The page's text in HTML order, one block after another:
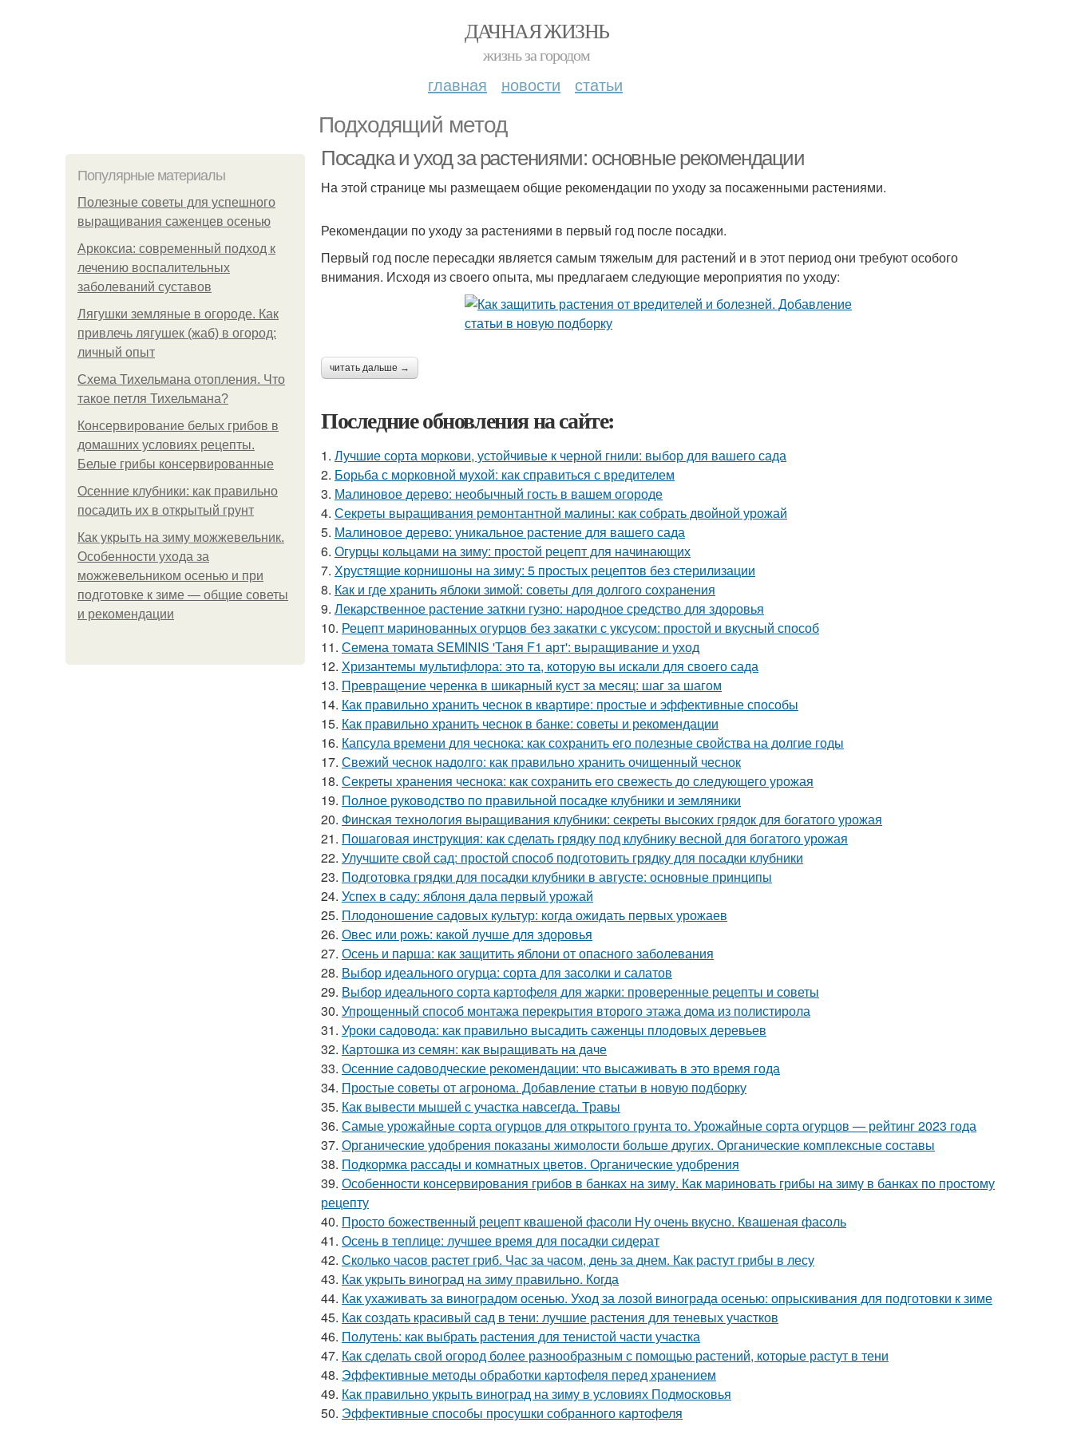
ДАЧНАЯ ЖИЗНЬ
жизнь за городом
главная новости статьи
Подходящий метод
Популярные материалы
Полезные советы для успешного
выращивания саженцев осенью
Аркоксиа: современный подход к
лечению воспалительных
заболеваний суставов
Лягушки земляные в огороде. Как
привлечь лягушек (жаб) в огород:
личный опыт
Схема Тихельмана отопления. Что
такое петля Тихельмана?
Консервирование белых грибов в
домашних условиях рецепты.
Белые грибы консервированные
Осенние клубники: как правильно
посадить их в открытый грунт
Как укрыть на зиму можжевельник.
Особенности ухода за
можжевельником осенью и при
подготовке к зиме — общие советы
и рекомендации
Посадка и уход за растениями: основные рекомендации
На этой странице мы размещаем общие рекомендации по уходу за посаженными растениями.
Рекомендации по уходу за растениями в первый год после посадки.
Первый год после пересадки является самым тяжелым для растений и в этот период они требуют особого
внимания. Исходя из своего опыта, мы предлагаем следующие мероприятия по уходу:
читать дальше →
Последние обновления на сайте:
1. Лучшие сорта моркови, устойчивые к черной гнили: выбор для вашего сада
2. Борьба с морковной мухой: как справиться с вредителем
3. Малиновое дерево: необычный гость в вашем огороде
4. Секреты выращивания ремонтантной малины: как собрать двойной урожай
5. Малиновое дерево: уникальное растение для вашего сада
6. Огурцы кольцами на зиму: простой рецепт для начинающих
7. Хрустящие корнишоны на зиму: 5 простых рецептов без стерилизации
8. Как и где хранить яблоки зимой: советы для долгого сохранения
9. Лекарственное растение заткни гузно: народное средство для здоровья
10. Рецепт маринованных огурцов без закатки с уксусом: простой и вкусный способ
11. Семена томата SEMINIS 'Таня F1 арт': выращивание и уход
12. Хризантемы мультифлора: это та, которую вы искали для своего сада
13. Превращение черенка в шикарный куст за месяц: шаг за шагом
14. Как правильно хранить чеснок в квартире: простые и эффективные способы
15. Как правильно хранить чеснок в банке: советы и рекомендации
16. Капсула времени для чеснока: как сохранить его полезные свойства на долгие годы
17. Свежий чеснок надолго: как правильно хранить очищенный чеснок
18. Секреты хранения чеснока: как сохранить его свежесть до следующего урожая
19. Полное руководство по правильной посадке клубники и земляники
20. Финская технология выращивания клубники: секреты высоких грядок для богатого урожая
21. Пошаговая инструкция: как сделать грядку под клубнику весной для богатого урожая
22. Улучшите свой сад: простой способ подготовить грядку для посадки клубники
23. Подготовка грядки для посадки клубники в августе: основные принципы
24. Успех в саду: яблоня дала первый урожай
25. Плодоношение садовых культур: когда ожидать первых урожаев
26. Овес или рожь: какой лучше для здоровья
27. Осень и парша: как защитить яблони от опасного заболевания
28. Выбор идеального огурца: сорта для засолки и салатов
29. Выбор идеального сорта картофеля для жарки: проверенные рецепты и советы
30. Упрощенный способ монтажа перекрытия второго этажа дома из полистирола
31. Уроки садовода: как правильно высадить саженцы плодовых деревьев
32. Картошка из семян: как выращивать на даче
33. Осенние садоводческие рекомендации: что высаживать в это время года
34. Простые советы от агронома. Добавление статьи в новую подборку
35. Как вывести мышей с участка навсегда. Травы
36. Самые урожайные сорта огурцов для открытого грунта то. Урожайные сорта огурцов — рейтинг 2023 года
37. Органические удобрения показаны жимолости больше других. Органические комплексные составы
38. Подкормка рассады и комнатных цветов. Органические удобрения
39. Особенности консервирования грибов в банках на зиму. Как мариновать грибы на зиму в банках по простому
рецепту
40. Просто божественный рецепт квашеной фасоли Ну очень вкусно. Квашеная фасоль
41. Осень в теплице: лучшее время для посадки сидерат
42. Сколько часов растет гриб. Час за часом, день за днем. Как растут грибы в лесу
43. Как укрыть виноград на зиму правильно. Когда
44. Как ухаживать за виноградом осенью. Уход за лозой винограда осенью: опрыскивания для подготовки к зиме
45. Как создать красивый сад в тени: лучшие растения для теневых участков
46. Полутень: как выбрать растения для тенистой части участка
47. Как сделать свой огород более разнообразным с помощью растений, которые растут в тени
48. Эффективные методы обработки картофеля перед хранением
49. Как правильно укрыть виноград на зиму в условиях Подмосковья
50. Эффективные способы просушки собранного картофеля